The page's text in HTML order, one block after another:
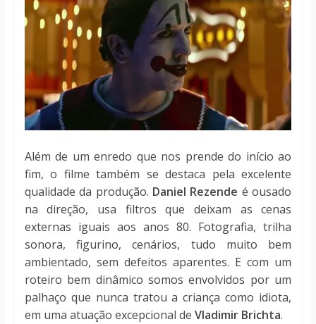
Além de um enredo que nos prende do início ao
fim, o filme também se destaca pela excelente
qualidade da produção. Daniel Rezende é ousado
na direção, usa filtros que deixam as cenas
externas iguais aos anos 80. Fotografia, trilha
sonora, figurino, cenários, tudo muito bem
ambientado, sem defeitos aparentes. E com um
roteiro bem dinâmico somos envolvidos por um
palhaço que nunca tratou a criança como idiota,
em uma atuação excepcional de Vladimir Brichta.